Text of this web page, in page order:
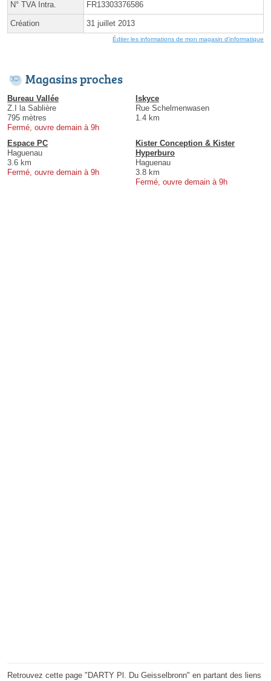
N° TVA Intra. FR13303376586
Création 31 juillet 2013
Éditer les informations de mon magasin d'informatique
Magasins proches
Bureau Vallée
Z.I la Sablière
795 mètres
Fermé, ouvre demain à 9h
Iskyce
Rue Schelmenwasen
1.4 km
Espace PC
Haguenau
3.6 km
Fermé, ouvre demain à 9h
Kister Conception & Kister
Hyperburo
Haguenau
3.8 km
Fermé, ouvre demain à 9h
Retrouvez cette page "DARTY Pl. Du Geisselbronn" en partant des liens